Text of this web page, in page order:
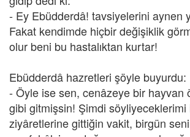
- Ey Ebüdderdâ! tavsiyelerini aynen
Fakat kendimde hiçbir değişiklik
olur beni bu hastalıktan kurtar!
Ebüdderdâ hazretleri şöyle buyurdu:
- Öyle ise sen, cenâzeye bir hayvan
gibi gitmişsin! Şimdi
ziyâretlerine gittiğin vakit, birgün